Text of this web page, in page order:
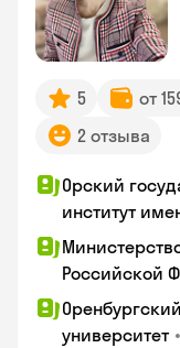
5 от
2 отзыва
Орский
институт
Российской
университет •